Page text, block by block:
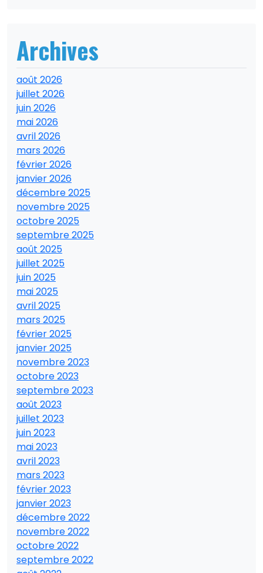
Archives
août 2026
juillet 2026
juin 2026
mai 2026
avril 2026
mars 2026
février 2026
janvier 2026
décembre 2025
novembre 2025
octobre 2025
septembre 2025
août 2025
juillet 2025
juin 2025
mai 2025
avril 2025
mars 2025
février 2025
janvier 2025
novembre 2023
octobre 2023
septembre 2023
août 2023
juillet 2023
juin 2023
mai 2023
avril 2023
mars 2023
février 2023
janvier 2023
décembre 2022
novembre 2022
octobre 2022
septembre 2022